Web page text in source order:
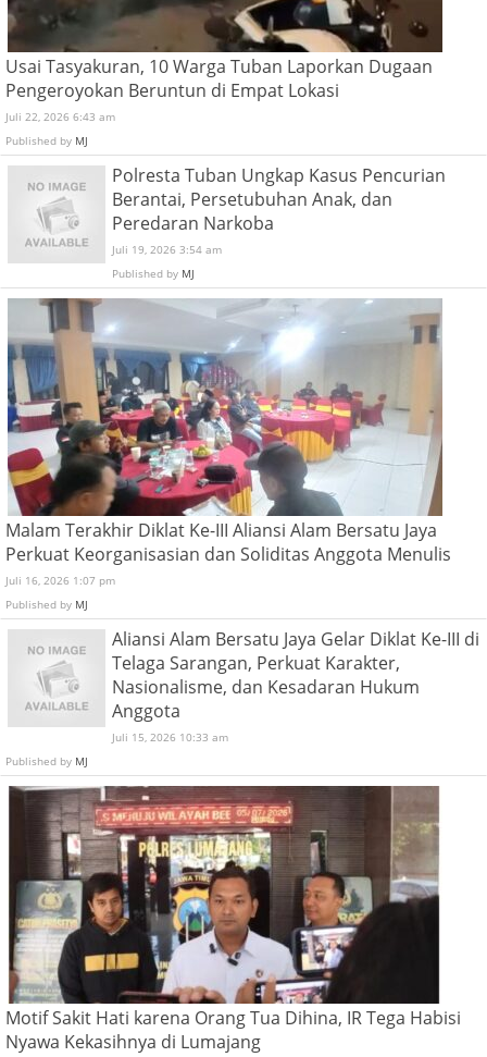
Usai Tasyakuran, 10 Warga Tuban Laporkan Dugaan
Pengeroyokan Beruntun di Empat Lokasi
Juli 22, 2026 6:43 am
Published by MJ
Polresta Tuban Ungkap Kasus Pencurian
Berantai, Persetubuhan Anak, dan
Peredaran Narkoba
Juli 19, 2026 3:54 am
Published by MJ
Malam Terakhir Diklat Ke-III Aliansi Alam Bersatu Jaya
Perkuat Keorganisasian dan Soliditas Anggota Menulis
Juli 16, 2026 1:07 pm
Published by MJ
Aliansi Alam Bersatu Jaya Gelar Diklat Ke-III di
Telaga Sarangan, Perkuat Karakter,
Nasionalisme, dan Kesadaran Hukum
Anggota
Juli 15, 2026 10:33 am
Published by MJ
Motif Sakit Hati karena Orang Tua Dihina, IR Tega Habisi
Nyawa Kekasihnya di Lumajang